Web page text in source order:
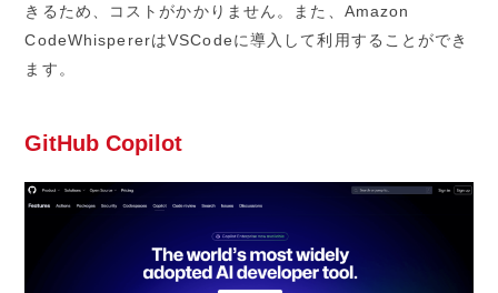
きるため、コストがかかりません。また、Amazon
CodeWhispererはVSCodeに導入して利用することができ
ます。
GitHub Copilot